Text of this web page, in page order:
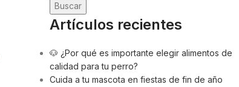
Buscar
Artículos recientes
🐶 ¿Por qué es importante elegir alimentos de
calidad para tu perro?
Cuida a tu mascota en fiestas de fin de año